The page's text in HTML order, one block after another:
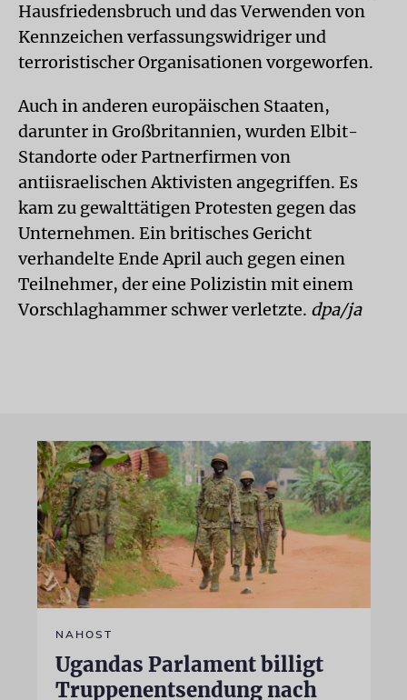
Hausfriedensbruch und das Verwenden von
Kennzeichen verfassungswidriger und
terroristischer Organisationen vorgeworfen.
Auch in anderen europäischen Staaten,
darunter in Großbritannien, wurden Elbit-
Standorte oder Partnerfirmen von
antiisraelischen Aktivisten angegriffen. Es
kam zu gewalttätigen Protesten gegen das
Unternehmen. Ein britisches Gericht
verhandelte Ende April auch gegen einen
Teilnehmer, der eine Polizistin mit einem
Vorschlaghammer schwer verletzte. dpa/ja
NAHOST
Ugandas Parlament billigt
Truppenentsendung nach